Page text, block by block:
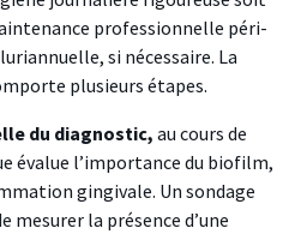
professionnelle péri-
si nécessaire. La
plusieurs étapes.
du diagnostic, au cours de
évalue l’importance du biofilm,
gingivale. Un sondage
la présence d’une